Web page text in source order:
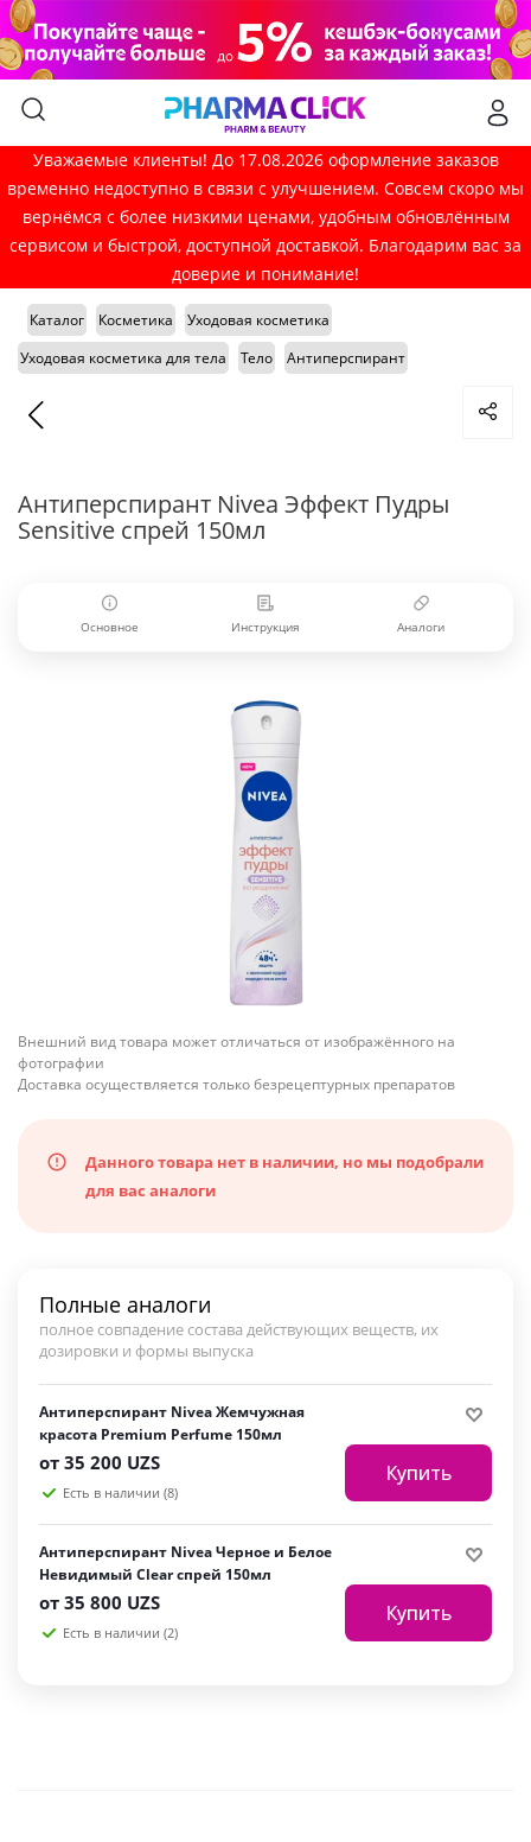
Уважаемые клиенты! До 17.08.2026 оформление заказов
временно недоступно в связи с улучшением. Совсем скоро мы
вернёмся с более низкими ценами, удобным обновлённым
сервисом и быстрой, доступной доставкой. Благодарим вас за
доверие и понимание!
Каталог Косметика
Уходовая косметика
Уходовая косметика для тела
Тело Антиперспирант
Антиперспирант Nivea Эффект Пудры
Sensitive спрей 150мл
Основное Инструкция Аналоги
Внешний вид товара может отличаться от изображённого на
фотографии
Доставка осуществляется только безрецептурных препаратов
Данного товара нет в наличии, но мы подобрали
для вас аналоги
Полные аналоги
полное совпадение состава действующих веществ, их
дозировки и формы выпуска
Антиперспирант Nivea Жемчужная
красота Premium Perfume 150мл
Есть в наличии (8)
от 35 200 UZS Купить
Антиперспирант Nivea Черное и Белое
Невидимый Clear спрей 150мл
Есть в наличии (2)
от 35 800 UZS Купить